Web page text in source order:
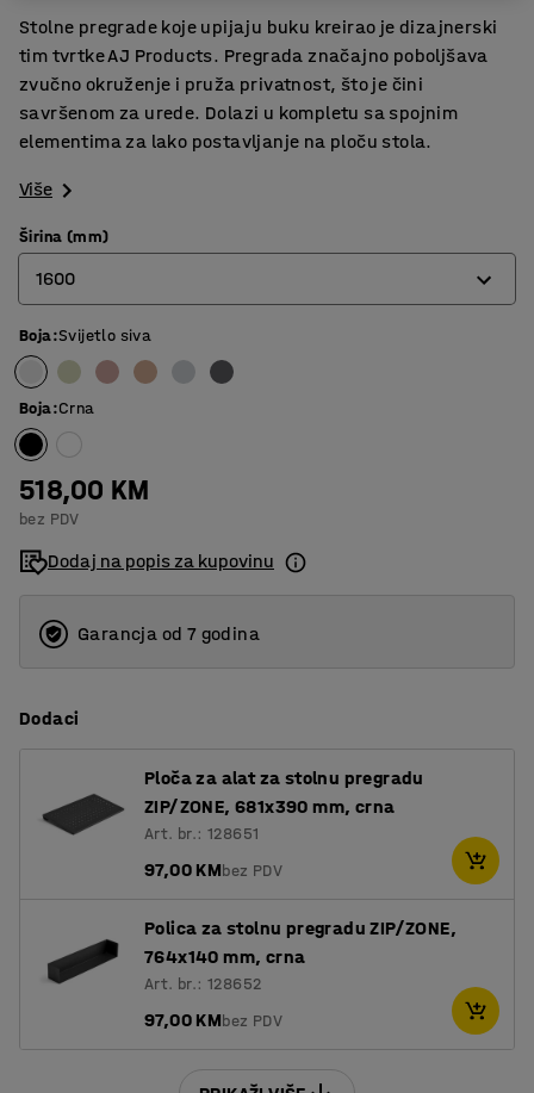
Stolne pregrade koje upijaju buku kreirao je dizajnerski
tim tvrtke AJ Products. Pregrada značajno poboljšava
zvučno okruženje i pruža privatnost, što je čini
savršenom za urede. Dolazi u kompletu sa spojnim
elementima za lako postavljanje na ploču stola.
Više
Širina (mm)
1600
600
800
1000
1200
1400
1600
1800
Boja:Svijetlo siva
Boja:Crna
518,00 KM
bez PDV
Dodaj na popis za kupovinu
Garancja od 7 godina
Dodaci
Ploča za alat za stolnu pregradu
ZIP/ZONE, 681x390 mm, crna
Art. br.: 128651
97,00 KMbez PDV
Polica za stolnu pregradu ZIP/ZONE,
764x140 mm, crna
Art. br.: 128652
97,00 KMbez PDV